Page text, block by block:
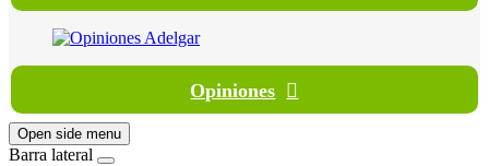
Opiniones
Open side menu
Barra lateral